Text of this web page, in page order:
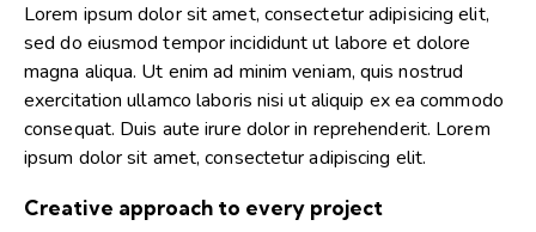
Lorem ipsum dolor sit amet, consectetur adipisicing elit,
sed do eiusmod tempor incididunt ut labore et dolore
magna aliqua. Ut enim ad minim veniam, quis nostrud
exercitation ullamco laboris nisi ut aliquip ex ea commodo
consequat. Duis aute irure dolor in reprehenderit. Lorem
ipsum dolor sit amet, consectetur adipiscing elit.
Creative approach to every project